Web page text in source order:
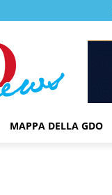
MAPPA DELLA GDO